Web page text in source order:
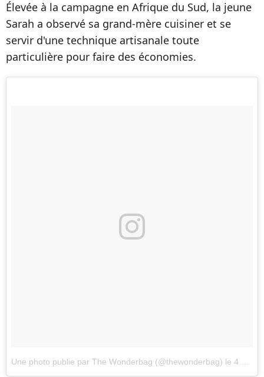
Élevée à la campagne en Afrique du Sud, la jeune
Sarah a observé sa grand-mère cuisiner et se
servir d'une technique artisanale toute
particulière pour faire des économies.
Une photo publie par The Wonderbag (@thewonderbag) le 4 Fvr. 2015 7h05 PST